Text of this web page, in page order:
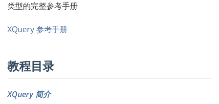
类型的完整参考手册
XQuery 参考手册
教程目录
XQuery 简介